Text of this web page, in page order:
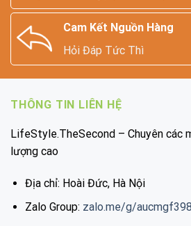
Cam Kết Nguồn Hàng
Hỏi Đáp Tức Thì
THÔNG TIN LIÊN HỆ
LifeStyle.TheSecond – Chuyên các
lượng cao
Địa chỉ: Hoài Đức, Hà Nội
Zalo Group: zalo.me/g/aucmgf398